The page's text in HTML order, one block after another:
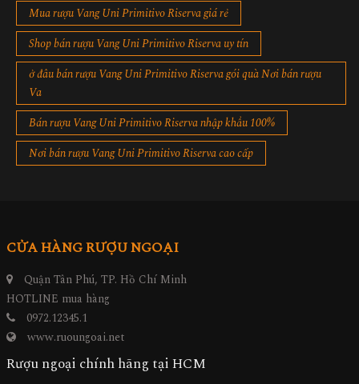
Mua rượu Vang Uni Primitivo Riserva giá rẻ
Shop bán rượu Vang Uni Primitivo Riserva uy tín
ở đâu bán rượu Vang Uni Primitivo Riserva gói quà Nơi bán rượu
Va
Bán rượu Vang Uni Primitivo Riserva nhập khẩu 100%
Nơi bán rượu Vang Uni Primitivo Riserva cao cấp
CỬA HÀNG RƯỢU NGOẠI
Quận Tân Phú, TP. Hồ Chí Minh
HOTLINE mua hàng
0972.12345.1
www.ruoungoai.net
Rượu ngoại chính hãng tại HCM